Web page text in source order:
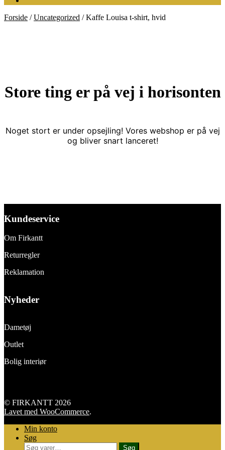
Forside /Uncategorized /Kaffe Louisa t-shirt, hvid
Store ting er på vej i horisonten
Noget stort er under opsejling! Vores webshop er på vej
og bliver snart lanceret!
Kundeservice
Om Firkantt
Returregler
Reklamation
Nyheder
Dametøj
Outlet
Bolig interiør
© FIRKANTT 2026
Lavet med WooCommerce.
Min konto
Søg
Søg
Søg